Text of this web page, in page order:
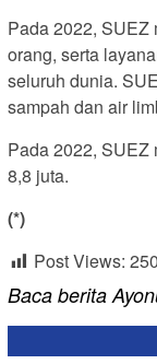
Pada 2022, SUEZ
orang, serta
seluruh dunia.
sampah dan air
Pada 2022, SUEZ
8,8 juta.
(*)
Post Views: 250
Baca berita